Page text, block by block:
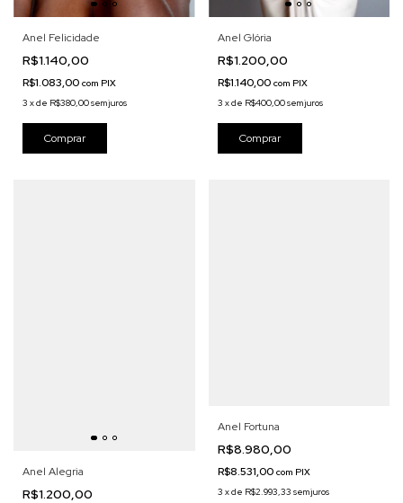
Anel Felicidade
R$1.140,00
R$1.083,00 com PIX
3 xde R$380,00sem juros
Anel Glória
R$1.200,00
R$1.140,00 com PIX
3 xde R$400,00sem juros
Anel Alegria
R$1.200,00
Anel Fortuna
R$8.980,00
R$8.531,00 com PIX
3 xde R$2.993,33 sem juros